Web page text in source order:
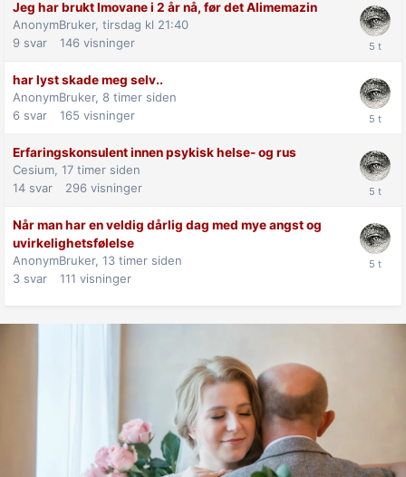
Jeg har brukt Imovane i 2 år nå, før det Alimemazin
AnonymBruker, tirsdag kl 21:40
9 svar 146 visninger
har lyst skade meg selv..
AnonymBruker, 8 timer siden
6 svar 165 visninger
Erfaringskonsulent innen psykisk helse- og rus
Cesium, 17 timer siden
14 svar 296 visninger
Når man har en veldig dårlig dag med mye angst og
uvirkelighetsfølelse
AnonymBruker, 13 timer siden
3 svar 111 visninger